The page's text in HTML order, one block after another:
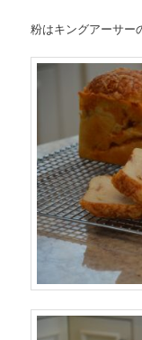
粉はキングアーサー